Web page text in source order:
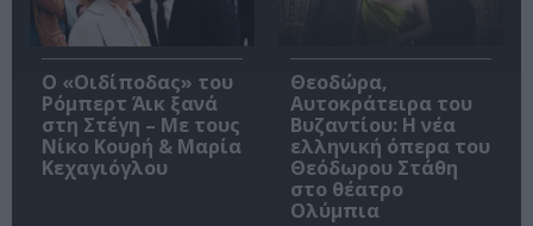
O «Οιδίποδας» του
Ρόμπερτ Άικ ξανά
στη Στέγη – Με τους
Νίκο Κουρή & Μαρία
Κεχαγιόγλου
Θεοδώρα,
Αυτοκράτειρα του
Βυζαντίου: Η νέα
ελληνική όπερα του
Θεόδωρου Στάθη
στο θέατρο
Ολύμπια